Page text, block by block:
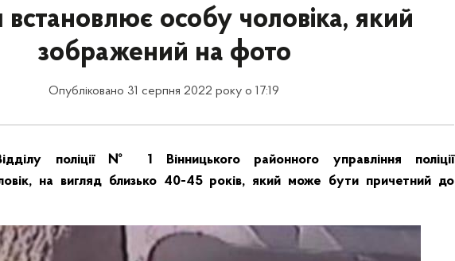
встановлює особу чоловіка, який
зображений на фото
Опубліковано 31 серпня 2022 року о 17:19
поліції № 1 Вінницького районного управління поліції
на вигляд близько 40-45 років, який може бути причетний до